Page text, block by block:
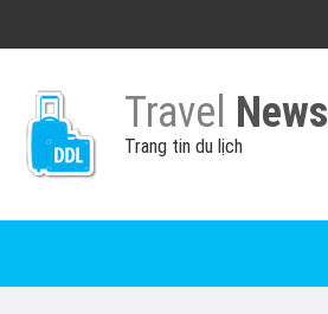
Travel News
Trang tin du lịch